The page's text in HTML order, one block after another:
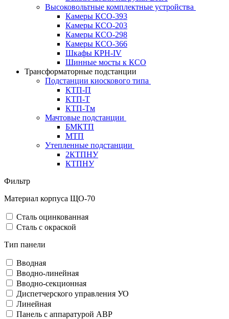
Высоковольтные комплектные устройства
Камеры КСО-393
Камеры КСО-203
Камеры КСО-298
Камеры КСО-366
Шкафы КРН-IV
Шинные мосты к КСО
Трансформаторные подстанции
Подстанции киоскового типа
КТП-П
КТП-Т
КТП-Тм
Мачтовые подстанции
БМКТП
МТП
Утепленные подстанции
2КТПНУ
КТПНУ
Фильтр
Материал корпуса ЩО-70
Сталь оцинкованная
Сталь с окраской
Тип панели
Вводная
Вводно-линейная
Вводно-секционная
Диспетчерского управления УО
Линейная
Панель с аппаратурой АВР